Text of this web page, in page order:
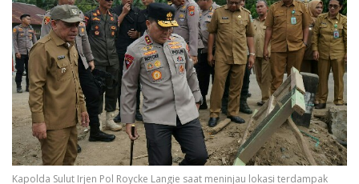
Kapolda Sulut Irjen Pol Roycke Langie saat meninjau lokasi terdampak